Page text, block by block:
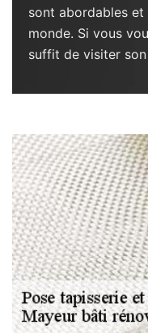
sont abordables
monde. Si vous
suffit de visiter